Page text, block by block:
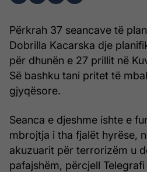
Përkrah 37 seancave të
Dobrilla Kacarska dje
për dhunën e 27 prillit në
Së bashku tani pritet të
gjyqësore.
Seanca e djeshme ishte e
mbrojtja i tha fjalët hyrëse,
akuzuarit për terrorizëm u
pafajshëm, përcjell